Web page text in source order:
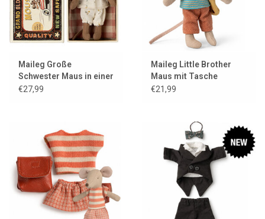
Maileg Große
Schwester Maus in einer
Streichholzschachtel
€27,99
Maileg Little Brother
Maus mit Tasche
€21,99